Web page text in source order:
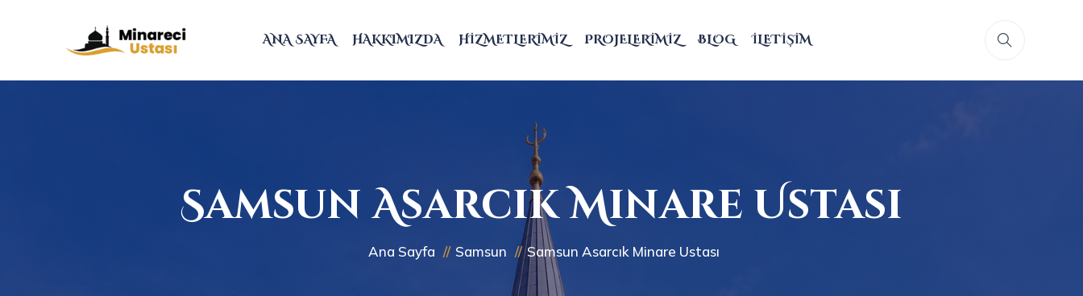
ANA SAYFA HAKKIMIZDA HIZMETLERIMIZ PROJELERIMIZ BLOG İLETIŞIM
Samsun Asarcık Minare Ustası
Ana Sayfa Samsun Samsun Asarcık Minare Ustası